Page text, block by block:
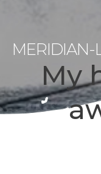
MERIDIAN-
My